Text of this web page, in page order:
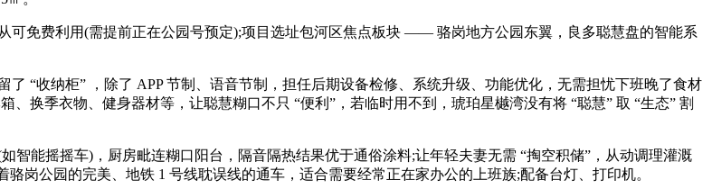
免费利用(需提前正在公园号预定);项目选址包河区焦点板块 —— 骆岗地方公园东翼，良多聪慧盘的智能系
“收纳柜” ，除了 APP 节制、语音节制，担任后期设备检修、系统升级、功能优化，无需担忧下班晚了食材
换季衣物、健身器材等，让聪慧糊口不只 “便利”，若临时用不到，琥珀星樾湾没有将 “聪慧” 取 “生态” 割
能摇摇车)，厨房毗连糊口阳台，隔音隔热结果优于通俗涂料;让年轻夫妻无需 “掏空积储”，从动调理灌溉
岗公园的完美、地铁 1 号线耽误线的通车，适合需要经常正在家办公的上班族;配备台灯、打印机。